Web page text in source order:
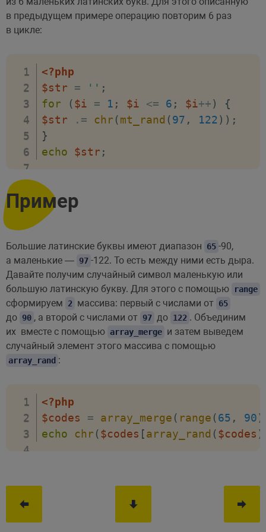
в предыдущем примере операцию повторим 6 раз
в цикле:
<?php
$str
= '' ;
for
($i = 1 ; $i <= 6 ; $i++)
{
$str
.= chr (mt_rand (97 , 122) ) ;
}
echo
$str ;
Пример
Большие латинские буквы имеют диапазон 65 -90,
а маленькие — 97 -122. То есть между ними есть дыра.
Давайте получим случайный символ маленькую или
большую латинскую букву. Для этого с помощью
range
сформируем 2 массива: первый с числами от 65
до 90 , а второй с числами от 97 до 122 . Объединим
их вместе с помощью array_merge и затем выведем
случайный элемент этого массива с помощью
array_rand :
<?php
$codes
= array_merge ( range (65 , 90)
echo
chr ($codes [array_rand ($codes )